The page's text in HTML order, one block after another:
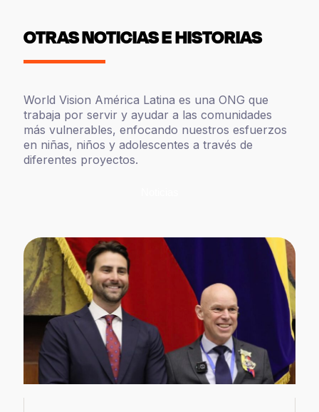
OTRAS NOTICIAS E HISTORIAS
World Vision América Latina es una ONG que
trabaja por servir y ayudar a las comunidades
más vulnerables, enfocando nuestros esfuerzos
en niñas, niños y adolescentes a través de
diferentes proyectos.